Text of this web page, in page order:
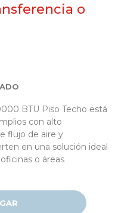
o
BTU Piso Techo está
con alto
flujo de aire y
en una solución ideal
o áreas